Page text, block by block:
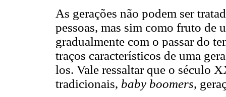
As gerações não podem ser
pessoas, mas sim como fruto de
gradualmente com o passar do
traços característicos de uma
los. Vale ressaltar que o século
tradicionais, baby boomers,